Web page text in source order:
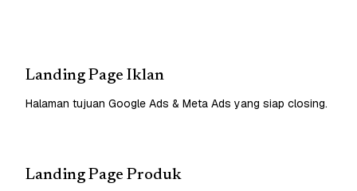
Landing Page Iklan
Halaman tujuan Google Ads & Meta Ads yang siap closing.
Landing Page Produk